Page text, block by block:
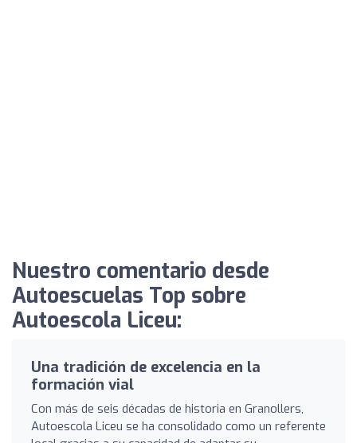
Nuestro comentario desde
Autoescuelas Top sobre
Autoescola Liceu:
Una tradición de excelencia en la
formación vial
Con más de seis décadas de historia en Granollers,
Autoescola Liceu se ha consolidado como un referente